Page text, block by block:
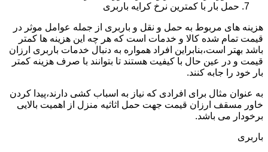
حمل بار با کمترین نرخ کرایه باربری
هزینه های مربوط به حمل و نقل و باربری از جمله عوامل موثر در
قیمت تمام شده کالا و خدمات است که هر چه این هزینه ها کمتر
باشد بهتر است،بنابراین افراد همواره به دنبال خدمات باربری ارزان
قیمت و در عین حال با کیفیت هستند تا بتوانند با صرف هزینه کمتر
بار خود را جابه کنند.
به عنوان مثال برای افرادی که نیاز به اسباب کشی دارند،پیدا کردن
خاور مسقف ارزان قیمت جهت حمل اثاثیه منزل از اهمیت بالایی
برخودار می باشد.
باربری